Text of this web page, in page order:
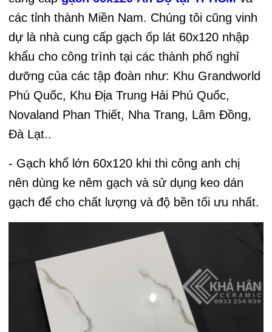
các tỉnh thành Miền Nam. Chúng tôi cũng vinh
dự là nhà cung cấp gạch ốp lát 60x120 nhập
khẩu cho công trình tại các thành phố nghỉ
dưỡng của các tập đoàn như: Khu Grandworld
Phú Quốc, Khu Địa Trung Hải Phú Quốc,
Novaland Phan Thiết, Nha Trang, Lâm Đồng,
Đà Lạt..
- Gạch khổ lớn 60x120 khi thi công anh chị
nên dùng ke nêm gạch và sử dụng keo dán
gạch để cho chất lượng và độ bền tối ưu nhất.